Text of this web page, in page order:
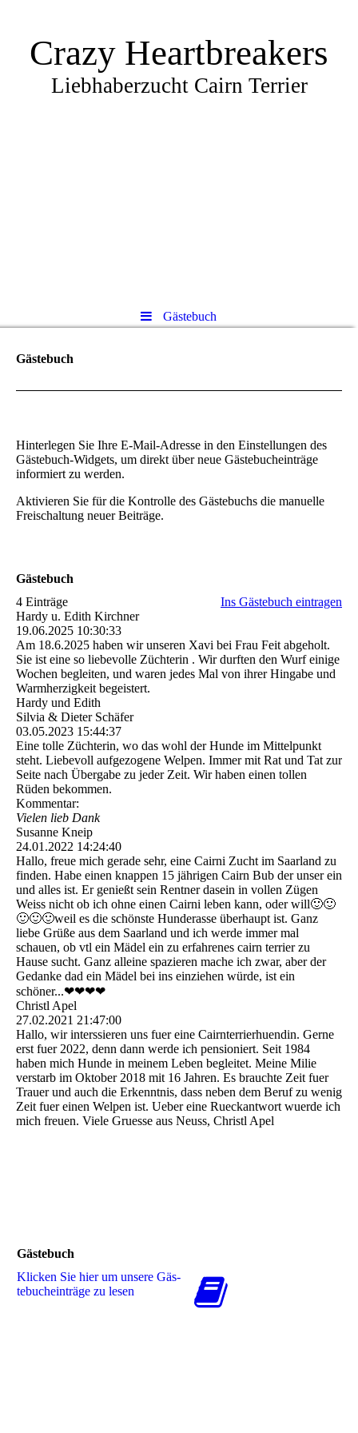
Crazy Heartbreakers
Liebhaberzucht Cairn Terrier
Gästebuch
Gästebuch
Hinterlegen Sie Ihre E-Mail-Adresse in den Einstellungen des
Gästebuch-Widgets, um direkt über neue Gästebucheinträge
informiert zu werden.
Aktivieren Sie für die Kontrolle des Gästebuchs die manuelle
Freischaltung neuer Beiträge.
Gästebuch
4 Einträge
Ins Gästebuch eintragen
Hardy u. Edith Kirchner
19.06.2025 10:30:33
Am 18.6.2025 haben wir unseren Xavi bei Frau Feit abgeholt.
Sie ist eine so liebevolle Züchterin . Wir durften den Wurf einige
Wochen begleiten, und waren jedes Mal von ihrer Hingabe und
Warmherzigkeit begeistert.
Hardy und Edith
Silvia & Dieter Schäfer
03.05.2023 15:44:37
Eine tolle Züchterin, wo das wohl der Hunde im Mittelpunkt
steht. Liebevoll aufgezogene Welpen. Immer mit Rat und Tat zur
Seite nach Übergabe zu jeder Zeit. Wir haben einen tollen
Rüden bekommen.
Kommentar:
Vielen lieb Dank
Susanne Kneip
24.01.2022 14:24:40
Hallo, freue mich gerade sehr, eine Cairni Zucht im Saarland zu
finden. Habe einen knappen 15 jährigen Cairn Bub der unser ein
und alles ist. Er genießt sein Rentner dasein in vollen Zügen
Weiss nicht ob ich ohne einen Cairni leben kann, oder will🙂🙂
🙂🙂🙂weil es die schönste Hunderasse überhaupt ist. Ganz
liebe Grüße aus dem Saarland und ich werde immer mal
schauen, ob vtl ein Mädel ein zu erfahrenes cairn terrier zu
Hause sucht. Ganz alleine spazieren mache ich zwar, aber der
Gedanke dad ein Mädel bei ins einziehen würde, ist ein
schöner...❤❤❤❤
Christl Apel
27.02.2021 21:47:00
Hallo, wir interssieren uns fuer eine Cairnterrierhuendin. Gerne
erst fuer 2022, denn dann werde ich pensioniert. Seit 1984
haben mich Hunde in meinem Leben begleitet. Meine Milie
verstarb im Oktober 2018 mit 16 Jahren. Es brauchte Zeit fuer
Trauer und auch die Erkenntnis, dass neben dem Beruf zu wenig
Zeit fuer einen Welpen ist. Ueber eine Rueckantwort wuerde ich
mich freuen. Viele Gruesse aus Neuss, Christl Apel
Gästebuch
Klicken Sie hier um unsere Gäs­
te­buch­ein­trä­ge zu lesen